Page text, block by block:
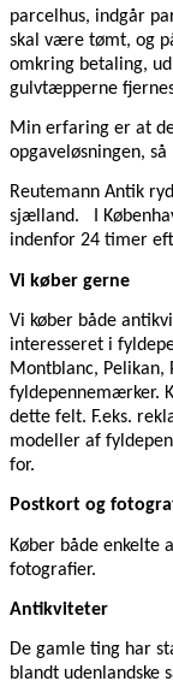
parcelhus, indgår
skal være tømt, og
omkring betaling,
gulvtæpperne
Min erfaring er at
opgaveløsningen,
Reutemann Antik
sjælland. I
indenfor 24 timer
Vi køber gerne
Vi køber både
interesseret i
Montblanc, Pelikan,
fyldepennemærker.
dette felt. F.eks.
modeller af
for.
Postkort og
Køber både enkelte
fotografier.
Antikviteter
De gamle ting har
blandt udenlandske